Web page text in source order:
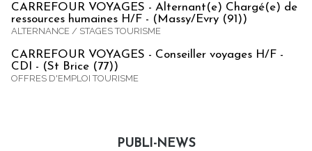
CARREFOUR VOYAGES - Alternant(e) Chargé(e) de
ressources humaines H/F - (Massy/Evry (91))
ALTERNANCE / STAGES TOURISME
CARREFOUR VOYAGES - Conseiller voyages H/F -
CDI - (St Brice (77))
OFFRES D'EMPLOI TOURISME
PUBLI-NEWS